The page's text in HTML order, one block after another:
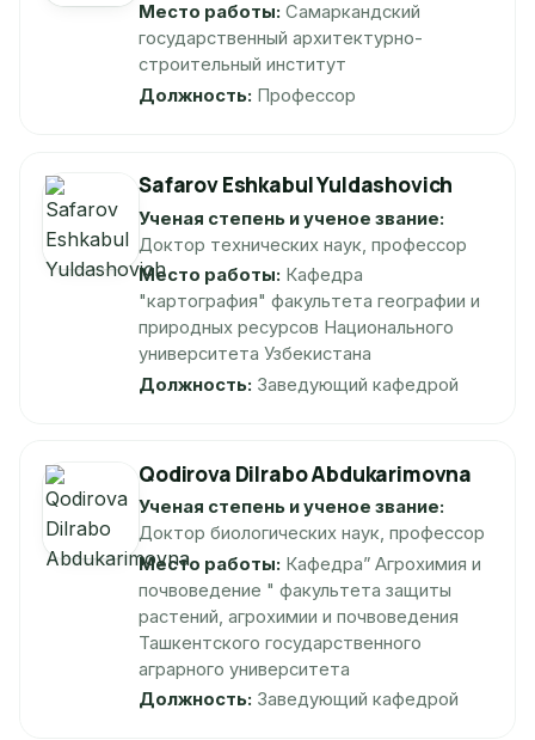
Место работы: Самаркандский
государственный архитектурно-
строительный институт
Должность: Профессор
Safarov Eshkabul Yuldashovich
Ученая степень и ученое звание:
Доктор технических наук, профессор
Место работы: Кафедра
"картография" факультета географии и
природных ресурсов Национального
университета Узбекистана
Должность: Заведующий кафедрой
Qodirova Dilrabo Abdukarimovna
Ученая степень и ученое звание:
Доктор биологических наук, профессор
Место работы: Кафедра” Агрохимия и
почвоведение " факультета защиты
растений, агрохимии и почвоведения
Ташкентского государственного
аграрного университета
Должность: Заведующий кафедрой